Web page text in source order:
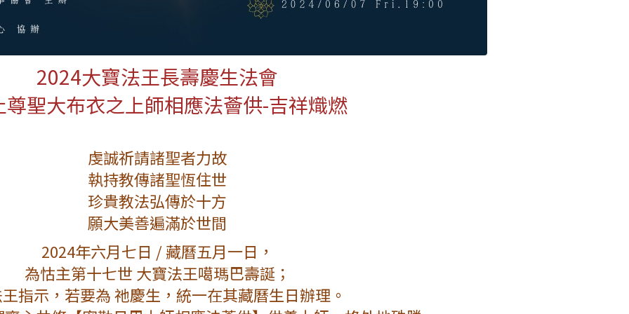
2024大寶法王長壽慶生法會
尊聖大布衣之上師相應法薈供-吉祥熾燃
虔誠祈請諸聖者力故
執持教傳諸聖恆住世
珍貴教法弘傳於十方
願大美善遍滿於世間
2024年六月七日 / 藏曆五月一日，
為怙主第十七世 大寶法王噶瑪巴壽誕；
指示，若要為 祂慶生，統一在其藏曆生日辦理。